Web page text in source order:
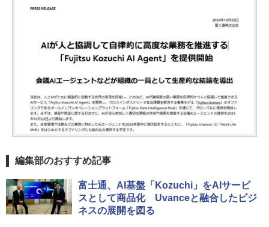
編集部のおすすめ記事
富士通、AI基盤「Kozuchi」をAIサービ
スとして商品化 Uvanceと融合したビジ
ネスの展開を図る